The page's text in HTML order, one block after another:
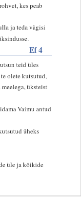
kes peab
ja teda vägisi
Ef 4
teid üles
olete kutsutud,
üksteist
Vaimu antud
üheks
üle ja kõikide